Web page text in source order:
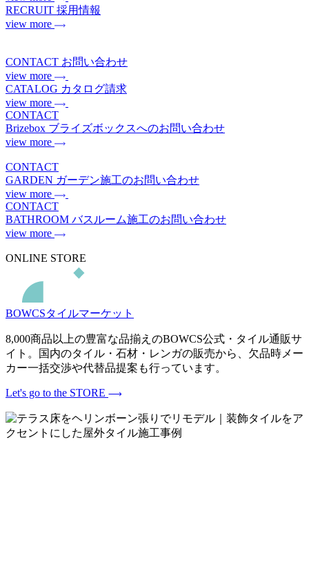
RECRUIT 採用情報
view more
CONTACT お問い合わせ
view more
CATALOG カタログ請求
view more
CONTACT
Brizebox ブライズボックスへのお問い合わせ
view more
CONTACT
GARDEN ガーデン施工のお問い合わせ
view more
CONTACT
BATHROOM バスルーム施工のお問い合わせ
view more
ONLINE STORE
BOWCSタイルマーケット
8,000商品以上の豊富な品揃えのBOWCS公式・タイル通販サ
イト。国内のタイル・石材・レンガの販売から、欠品時メー
カー一括交渉や代替品提案も行っています。
Let's go to the STORE